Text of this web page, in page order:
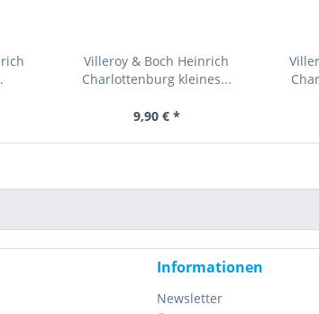
Villeroy & Boch Heinrich
Charlottenburg kleines...
9,90 € *
Informationen
Newsletter